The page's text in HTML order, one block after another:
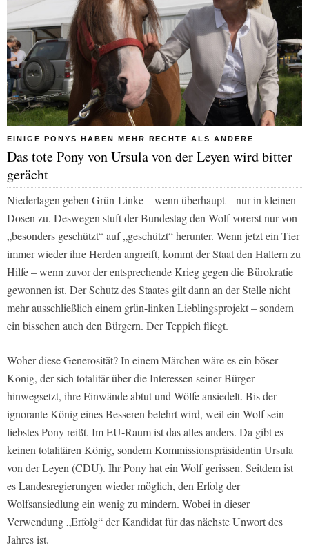
EINIGE PONYS HABEN MEHR RECHTE ALS ANDERE
Das tote Pony von Ursula von der Leyen wird bitter
gerächt
Niederlagen geben Grün-Linke – wenn überhaupt – nur in kleinen
Dosen zu. Deswegen stuft der Bundestag den Wolf vorerst nur von
„besonders geschützt“ auf „geschützt“ herunter. Wenn jetzt ein Tier
immer wieder ihre Herden angreift, kommt der Staat den Haltern zu
Hilfe – wenn zuvor der entsprechende Krieg gegen die Bürokratie
gewonnen ist. Der Schutz des Staates gilt dann an der Stelle nicht
mehr ausschließlich einem grün-linken Lieblingsprojekt – sondern
ein bisschen auch den Bürgern. Der Teppich fliegt.
Woher diese Generosität? In einem Märchen wäre es ein böser
König, der sich totalitär über die Interessen seiner Bürger
hinwegsetzt, ihre Einwände abtut und Wölfe ansiedelt. Bis der
ignorante König eines Besseren belehrt wird, weil ein Wolf sein
liebstes Pony reißt. Im EU-Raum ist das alles anders. Da gibt es
keinen totalitären König, sondern Kommissionspräsidentin Ursula
von der Leyen (CDU). Ihr Pony hat ein Wolf gerissen. Seitdem ist
es Landesregierungen wieder möglich, den Erfolg der
Wolfsansiedlung ein wenig zu mindern. Wobei in dieser
Verwendung „Erfolg“ der Kandidat für das nächste Unwort des
Jahres ist.